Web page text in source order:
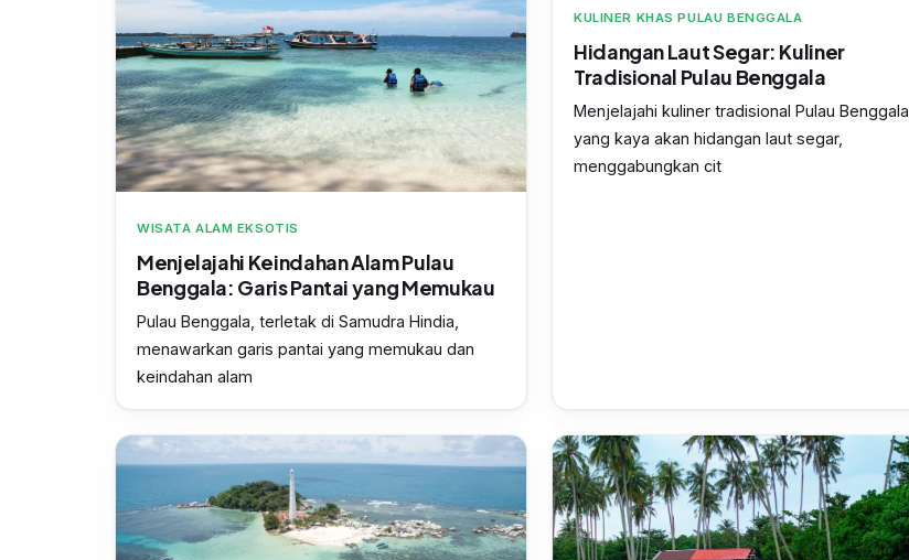
WISATA ALAM EKSOTIS
Menjelajahi Keindahan Alam Pulau
Benggala: Garis Pantai yang Memukau
Pulau Benggala, terletak di Samudra Hindia,
menawarkan garis pantai yang memukau dan
keindahan alam
KULINER KHAS PULAU BENGGALA
Hidangan Laut Segar: Kuliner
Tradisional Pulau Benggala
Menjelajahi kuliner tradisional Pulau Benggala
yang kaya akan hidangan laut segar,
menggabungkan cit